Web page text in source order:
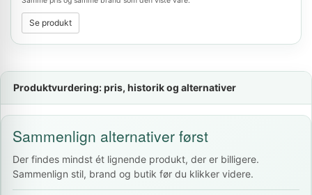
Se produkt
Produktvurdering: pris, historik og alternativer
Sammenlign alternativer først
Der findes mindst ét lignende produkt, der er billigere.
Sammenlign stil, brand og butik før du klikker videre.